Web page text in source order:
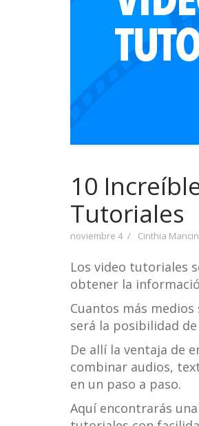
10
Tutoriales
noviembre 4 Cinthia
Los video tutoriales
obtener la
Cuantos más
será la posibilidad
De allí la ventaja de
combinar audios,
en un paso a paso.
Aquí encontrarás